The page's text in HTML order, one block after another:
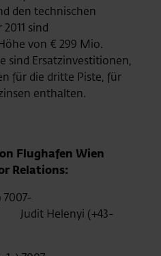
den technischen
sind
von € 299 Mio.
sind Ersatzinvestitionen,
für die dritte Piste, für
enthalten.
Flughafen Wien
(+43-